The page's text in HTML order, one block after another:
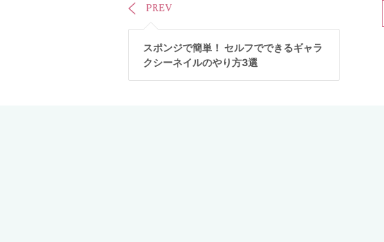
PREV
スポンジで簡単！ セルフでできるギャラ
クシーネイルのやり方3選